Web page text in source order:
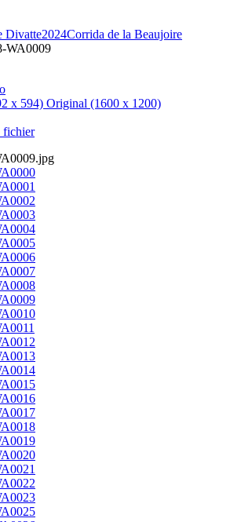
Divatte2024Corrida de la Beaujoire
WA0009
x 594) Original (1600 x 1200)
fichier